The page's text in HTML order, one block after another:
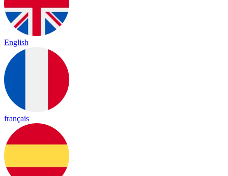
English
français